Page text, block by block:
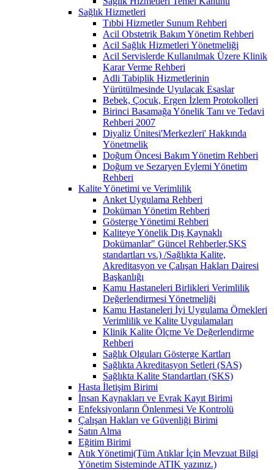
Sağlık Hizmetleri
Tıbbi Hizmetler Sunum Rehberi
Acil Obstetrik Bakım Yönetim Rehberi
Acil Sağlık Hizmetleri Yönetmeliği
Acil Servislerde Kullanılmak Üzere Klinik
Karar Verme Rehberi
Adli Tabiplik Hizmetlerinin
Yürütülmesinde Uyulacak Esaslar
Bebek, Çocuk, Ergen İzlem Protokolleri
Birinci Basamağa Yönelik Tanı ve Tedavi
Rehberi 2007
Diyaliz Ünitesi'Merkezleri' Hakkında
Yönetmelik
Doğum Öncesi Bakım Yönetim Rehberi
Doğum ve Sezaryen Eylemi Yönetim
Rehberi
Kalite Yönetimi ve Verimlilik
Anket Uygulama Rehberi
Doküman Yönetim Rehberi
Gösterge Yönetimi Rehberi
Kaliteye Yönelik Dış Kaynaklı
Dokümanlar" Güncel Rehberler,SKS
standartları vs.) /Sağlıkta Kalite,
Akreditasyon ve Çalışan Hakları Dairesi
Başkanlığı
Kamu Hastaneleri Birlikleri Verimlilik
Değerlendirmesi Yönetmeliği
Kamu Hastaneleri İyi Uygulama Örnekleri
Verimlilik ve Kalite Uygulamaları
Klinik Kalite Ölçme Ve Değerlendirme
Rehberi
Sağlık Olguları Gösterge Kartları
Sağlıkta Akreditasyon Setleri (SAS)
Sağlıkta Kalite Standartları (SKS)
Hasta İletişim Birimi
İnsan Kaynakları ve Evrak Kayıt Birimi
Enfeksiyonların Önlenmesi Ve Kontrolü
Çalışan Hakları ve Güvenliği Birimi
Satın Alma
Eğitim Birimi
Atık Yönetimi(Tüm Atıklar İçin Mevzuat Bilgi
Yönetim Sisteminde ATIK yazınız.)